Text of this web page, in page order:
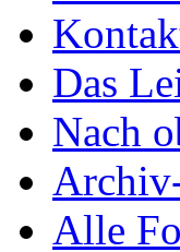
Das
Nach
Alle